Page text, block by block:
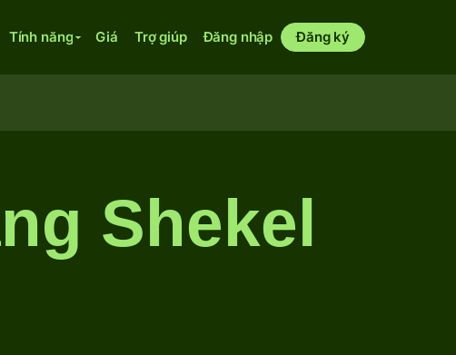
Tính năng Giá Trợ giúp Đăng nhập Đăng ký
Shekel